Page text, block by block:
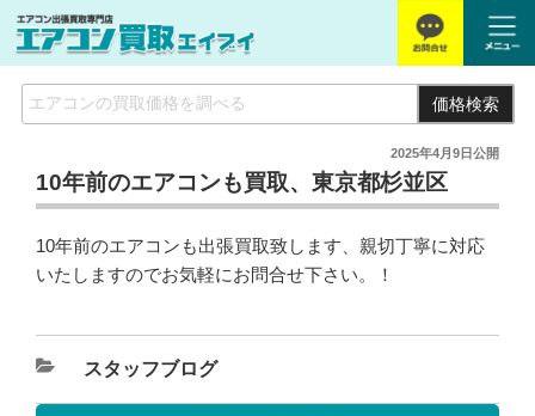
価格検索
2025年4月9日公開
10年前のエアコンも買取、東京都杉並区
10年前のエアコンも出張買取致します、親切丁寧に対応
いたしますのでお気軽にお問合せ下さい。！
スタッフブログ